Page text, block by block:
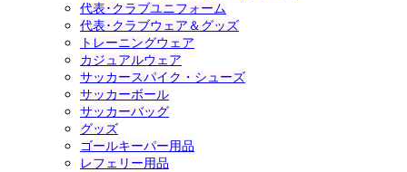
代表･クラブユニフォーム
代表･クラブウェア＆グッズ
トレーニングウェア
カジュアルウェア
サッカースパイク・シューズ
サッカーボール
サッカーバッグ
グッズ
ゴールキーパー用品
レフェリー用品